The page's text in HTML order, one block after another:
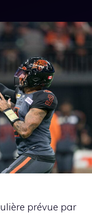
prévue par